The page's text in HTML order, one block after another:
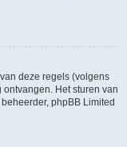
deze regels (volgens
Het sturen van
phpBB Limited